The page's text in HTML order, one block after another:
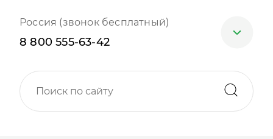
Россия (звонок бесплатный)
8 800 555-63-42